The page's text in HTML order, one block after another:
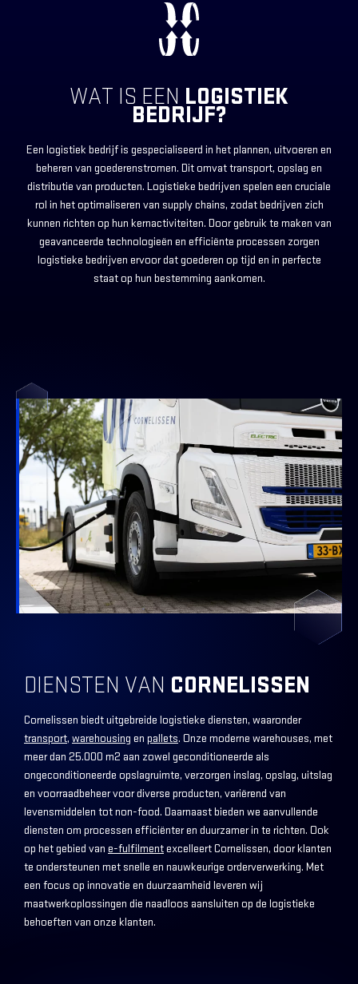
WAT IS EEN LOGISTIEK
BEDRIJF?
Een logistiek bedrijf is gespecialiseerd in het plannen, uitvoeren en
beheren van goederenstromen. Dit omvat transport, opslag en
distributie van producten. Logistieke bedrijven spelen een cruciale
rol in het optimaliseren van supply chains, zodat bedrijven zich
kunnen richten op hun kernactiviteiten. Door gebruik te maken van
geavanceerde technologieën en efficiënte processen zorgen
logistieke bedrijven ervoor dat goederen op tijd en in perfecte
staat op hun bestemming aankomen.
DIENSTEN VAN CORNELISSEN
Cornelissen biedt uitgebreide logistieke diensten, waaronder
transport, warehousing en pallets. Onze moderne warehouses, met
meer dan 25.000 m2 aan zowel geconditioneerde als
ongeconditioneerde opslagruimte, verzorgen inslag, opslag, uitslag
en voorraadbeheer voor diverse producten, variërend van
levensmiddelen tot non-food. Daarnaast bieden we aanvullende
diensten om processen efficiënter en duurzamer in te richten. Ook
op het gebied van e-fulfilment excelleert Cornelissen, door klanten
te ondersteunen met snelle en nauwkeurige orderverwerking. Met
een focus op innovatie en duurzaamheid leveren wij
maatwerkoplossingen die naadloos aansluiten op de logistieke
behoeften van onze klanten.